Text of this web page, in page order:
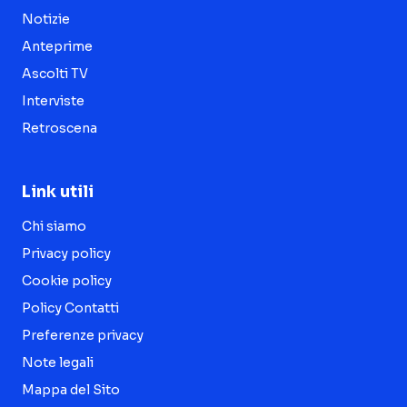
Notizie
Anteprime
Ascolti TV
Interviste
Retroscena
Link utili
Chi siamo
Privacy policy
Cookie policy
Policy Contatti
Preferenze privacy
Note legali
Mappa del Sito